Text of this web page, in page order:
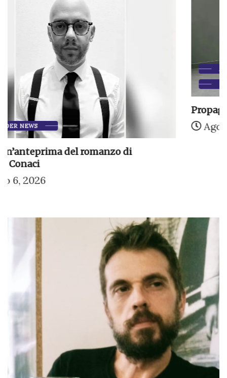
ARTICOLI DI MARTINO CIANO
DIVAGAZIONI
Propaganda per parenti e amici
Agosto 5, 2026